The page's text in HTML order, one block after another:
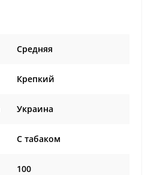
Средняя
Крепкий
Украина
C табаком
100